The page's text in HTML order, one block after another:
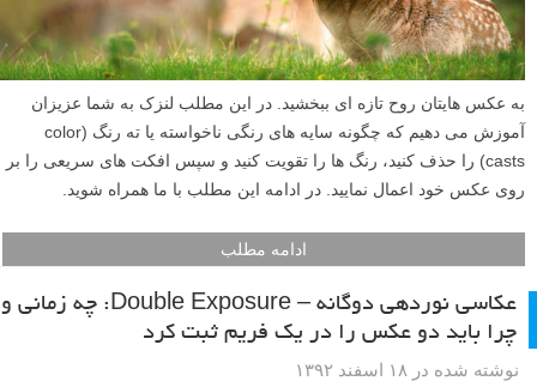
به عکس هایتان روح تازه ای ببخشید. در این مطلب لنزک به شما عزیزان
آموزش می دهیم که چگونه سایه های رنگی ناخواسته یا ته رنگ (color
casts) را حذف کنید، رنگ ها را تقویت کنید و سپس افکت های سریعی را بر
روی عکس خود اعمال نمایید. در ادامه این مطلب با ما همراه شوید.
ادامه مطلب
عکاسی نوردهی دوگانه – Double Exposure: چه زمانی و
چرا باید دو عکس را در یک فریم ثبت کرد
نوشته شده در ۱۸ اسفند ۱۳۹۲